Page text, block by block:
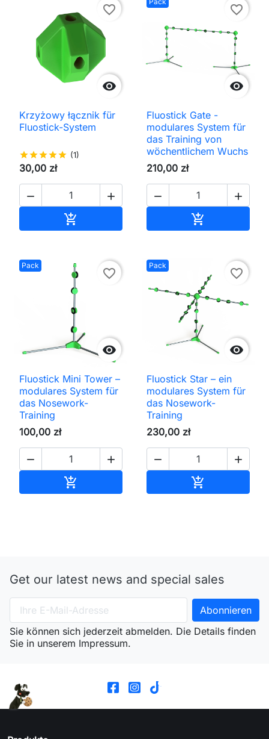

favorite_border
Krzyżowy łącznik für
Fluostick-System
starstarstarstarstar (1)
30,00 zł
 


favorite_border
Fluostick Gate -
modulares System für
das Training von
wöchentlichem Wuchs
210,00 zł
 

Pack

favorite_border
Fluostick Mini Tower –
modulares System für
das Nosework-
Training
100,00 zł
 

Pack

favorite_border
Fluostick Star – ein
modulares System für
das Nosework-
Training
230,00 zł
 

Get our latest news and special sales
Sie können sich jederzeit abmelden. Die Details finden
Sie in unserem Impressum.